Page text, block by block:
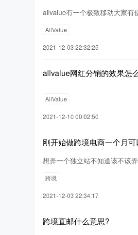
allvalue有一个极致移动大家有
AllValue
2021-12-03 22:32:25
allvalue网红分销的效果怎
AllValue
2021-12-10 00:02:50
刚开始做跨境电商一个月
想弄一个独立站不知道该不该弄
跨境
2021-12-03 22:34:17
跨境直邮什么意思?